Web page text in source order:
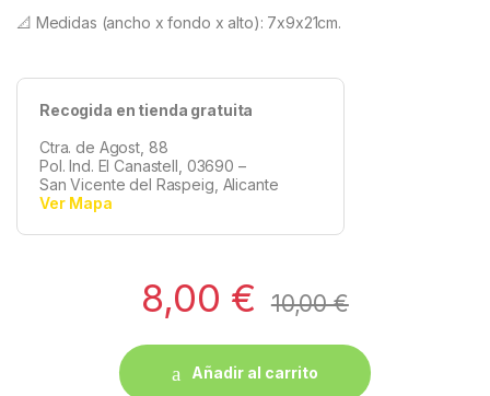
📐 Medidas (ancho x fondo x alto): 7x9x21cm.
Recogida en tienda gratuita
Ctra. de Agost, 88
Pol. Ind. El Canastell, 03690 –
San Vicente del Raspeig, Alicante
Ver Mapa
8,00 € 10,00€
Añadir al carrito